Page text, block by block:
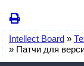
Intellect Board »
» Патчи для